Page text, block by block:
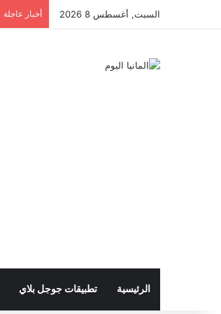
السبت, أغسطس 8 2026 أخبار عاجلة
الرئيسية تطبيقات جوجل بلاي